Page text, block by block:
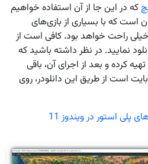
که در این جا از آن استفاده خواهیم
است که با بسیاری از بازی‌های
راحت خواهد بود. کافی است از
نمایید. در نظر داشته باشید که
کرده و بعد از اجرای آن، باقی
که بیش از 70 مگابایت است از طریق این دانلودر، روی
پلی استور در ویندوز 11